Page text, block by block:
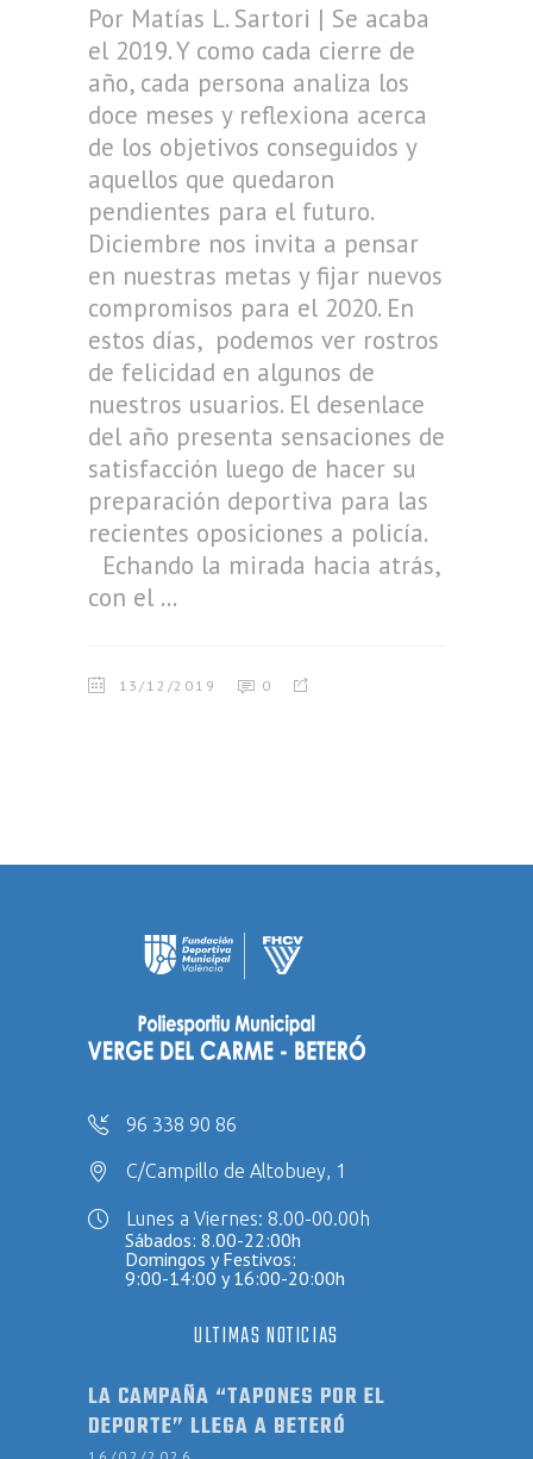
Por Matías L. Sartori | Se acaba
el 2019. Y como cada cierre de
año, cada persona analiza los
doce meses y reflexiona acerca
de los objetivos conseguidos y
aquellos que quedaron
pendientes para el futuro.
Diciembre nos invita a pensar
en nuestras metas y fijar nuevos
compromisos para el 2020. En
estos días, podemos ver rostros
de felicidad en algunos de
nuestros usuarios. El desenlace
del año presenta sensaciones de
satisfacción luego de hacer su
preparación deportiva para las
recientes oposiciones a policía.
Echando la mirada hacia atrás,
con el
13/12/2019 0
96 338 90 86
C/Campillo de Altobuey, 1
Lunes a Viernes: 8.00-00.00h
Sábados: 8.00-22:00h
Domingos y Festivos:
9:00-14:00 y 16:00-20:00h
ULTIMAS NOTICIAS
LA CAMPAÑA “TAPONES POR EL
DEPORTE” LLEGA A BETERÓ